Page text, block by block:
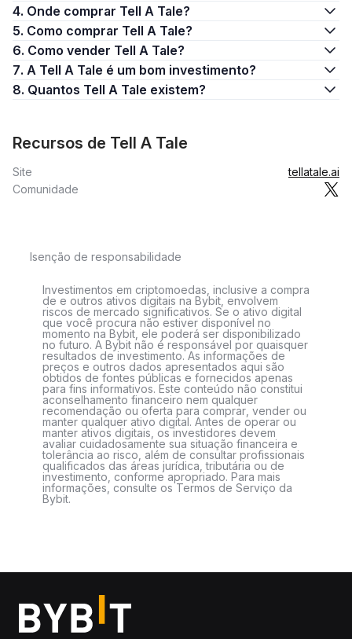
4. Onde comprar Tell A Tale?
5. Como comprar Tell A Tale?
6. Como vender Tell A Tale?
7. A Tell A Tale é um bom investimento?
8. Quantos Tell A Tale existem?
Recursos de Tell A Tale
Site
tellatale.ai
Comunidade
Isenção de responsabilidade
Investimentos em criptomoedas, inclusive a compra
de e outros ativos digitais na Bybit, envolvem
riscos de mercado significativos. Se o ativo digital
que você procura não estiver disponível no
momento na Bybit, ele poderá ser disponibilizado
no futuro. A Bybit não é responsável por quaisquer
resultados de investimento. As informações de
preços e outros dados apresentados aqui são
obtidos de fontes públicas e fornecidos apenas
para fins informativos. Este conteúdo não constitui
aconselhamento financeiro nem qualquer
recomendação ou oferta para comprar, vender ou
manter qualquer ativo digital. Antes de operar ou
manter ativos digitais, os investidores devem
avaliar cuidadosamente sua situação financeira e
tolerância ao risco, além de consultar profissionais
qualificados das áreas jurídica, tributária ou de
investimento, conforme apropriado. Para mais
informações, consulte os Termos de Serviço da
Bybit.